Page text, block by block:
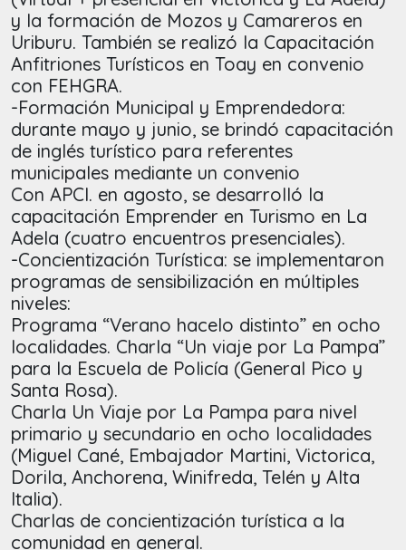
y la formación de Mozos y Camareros en
Uriburu. También se realizó la Capacitación
Anfitriones Turísticos en Toay en convenio
con FEHGRA.
-Formación Municipal y Emprendedora:
durante mayo y junio, se brindó capacitación
de inglés turístico para referentes
municipales mediante un convenio
Con APCI. en agosto, se desarrolló la
capacitación Emprender en Turismo en La
Adela (cuatro encuentros presenciales).
-Concientización Turística: se implementaron
programas de sensibilización en múltiples
niveles:
Programa “Verano hacelo distinto” en ocho
localidades. Charla “Un viaje por La Pampa”
para la Escuela de Policía (General Pico y
Santa Rosa).
Charla Un Viaje por La Pampa para nivel
primario y secundario en ocho localidades
(Miguel Cané, Embajador Martini, Victorica,
Dorila, Anchorena, Winifreda, Telén y Alta
Italia).
Charlas de concientización turística a la
comunidad en general.